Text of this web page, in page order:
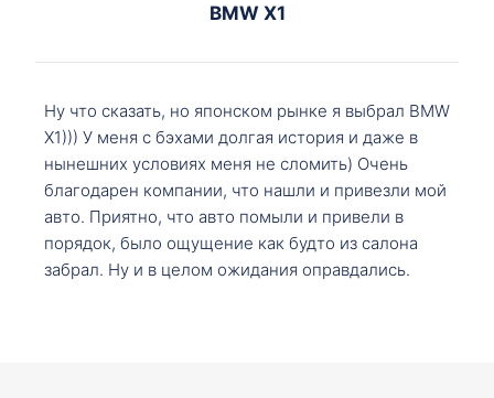
BMW X1
Ну что сказать, но японском рынке я выбрал BMW
X1))) У меня с бэхами долгая история и даже в
нынешних условиях меня не сломить) Очень
благодарен компании, что нашли и привезли мой
авто. Приятно, что авто помыли и привели в
порядок, было ощущение как будто из салона
забрал. Ну и в целом ожидания оправдались.